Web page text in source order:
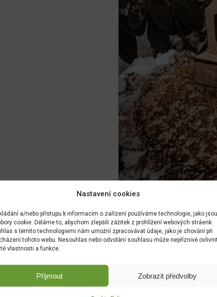
Nastavení cookies
a/nebo přístupu k informacím o zařízení používáme technologie, jako jsou
cookie. Děláme to, abychom zlepšili zážitek z prohlížení webových stráenk.
s těmito technologiemi nám umožní zpracovávat údaje, jako je chování při
tohoto webu. Nesouhlas nebo odvolání souhlasu může nepříznivě
vlastnosti a funkce.
Přijmout Zobrazit předvolby